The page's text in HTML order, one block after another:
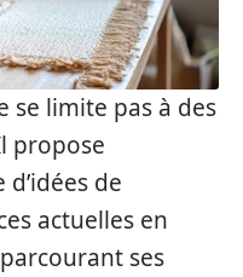
se limite pas à des
propose
de
actuelles en
ses